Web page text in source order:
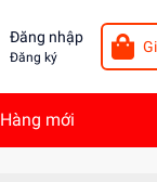
Đăng nhập
Đăng ký
Hàng mới